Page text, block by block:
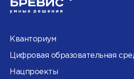
Кванториум
Цифровая образовательная
Нацпроекты